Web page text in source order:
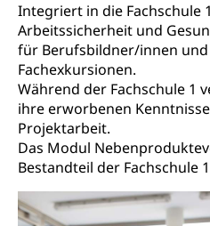
Integriert in die Fachschule
Arbeitssicherheit und
für Berufsbildner/innen
Fachexkursionen.
Während der Fachschule 1
ihre erworbenen
Projektarbeit.
Das Modul
Bestandteil der Fachschule
Gleichstellung
Bezirksgerichte:
Kosten im
Betreibung und Konkurs
Bankrott, Schulden,
Schulden
Demokratie
Regierungsform, Stimm- und
Stimmrecht,
Parteien, Grundfreiheiten,
Kantonale Steuern